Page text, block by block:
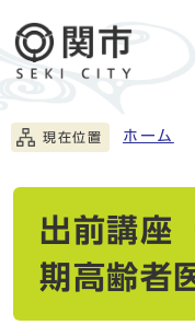
現在位置 ホーム
出前講座
期高齢者